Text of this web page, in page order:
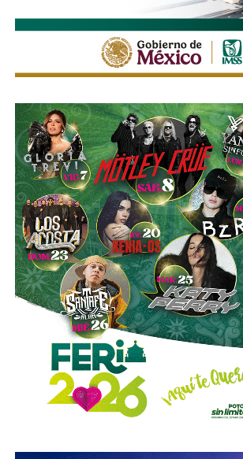
Respecto a la llegada de nuevas
estado, Martínez Acosta consideró
competencia representa una
mejorar la calidad del servicio de
“Hoy el gremio del taxismo entiende
es buena. Ellos estarán tratando de
mejor servicio, mientras que la
opción que considere más conveniente”,
La titular de la SCT reiteró que, mientras
el procedimiento administrativo y
obligaciones previstas en la ley, la
prestar el servicio de transporte en San
También lee:Ya es oficial: MiTaxi será la
de transporte de la Fenapo 2026